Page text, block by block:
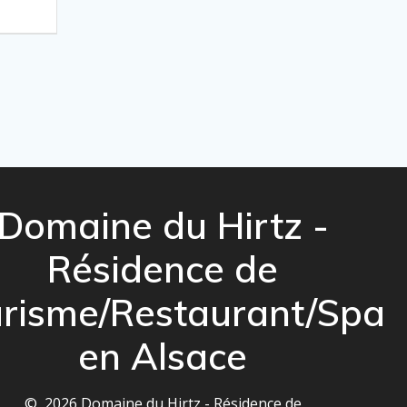
Domaine du Hirtz -
Résidence de
Restaurant/Spa
en Alsace